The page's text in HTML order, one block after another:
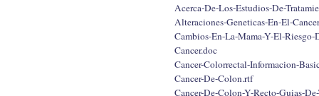
Acerca-De-Los-Estudios-De-
Alteraciones-Geneticas-En-El-
Cambios-En-La-Mama-Y-El-Riesgo-
Cancer.doc
Cancer-Colorrectal-Informacion-
Cancer-De-Colon.rtf
Cancer-De-Colon-Y-Recto-Guias-